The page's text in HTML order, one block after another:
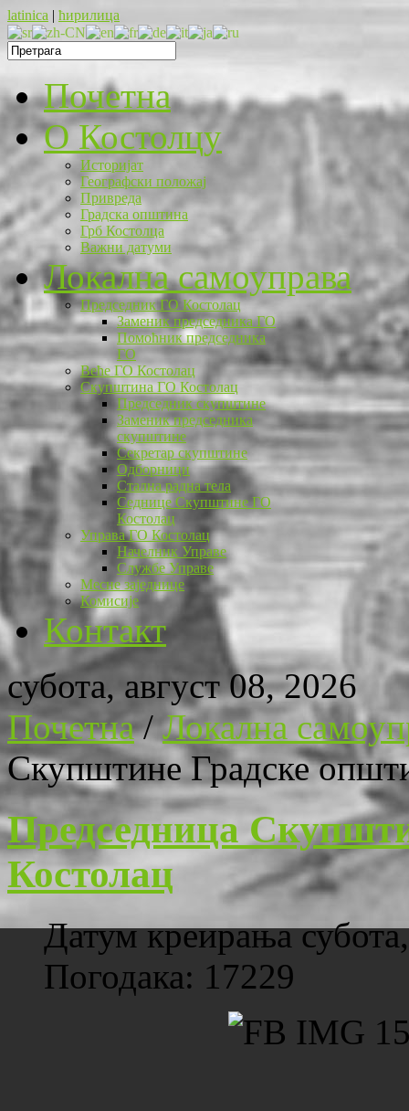
latinica | ћирилица
Почетна
O Костолцу
Историјат
Географски положај
Привреда
Градска општина
Грб Костолца
Важни датуми
Локална самоуправа
Председник ГО Костолац
Заменик председника ГО
Помоћник председника
ГО
Веће ГО Костолац
Скупштина ГО Костолац
Председник скупштине
Заменик председника
скупштине
Секретар скупштине
Одборници
Стална радна тела
Седнице Скупштине ГО
Костолац
Управа ГО Костолац
Начелник Управе
Службе Управе
Месне заједнице
Комисије
Контакт
субота, август 08, 2026
Почетна/Локална
Скупштине Градске
Председница
Костолац
Датум креирања
Погодака: 17229